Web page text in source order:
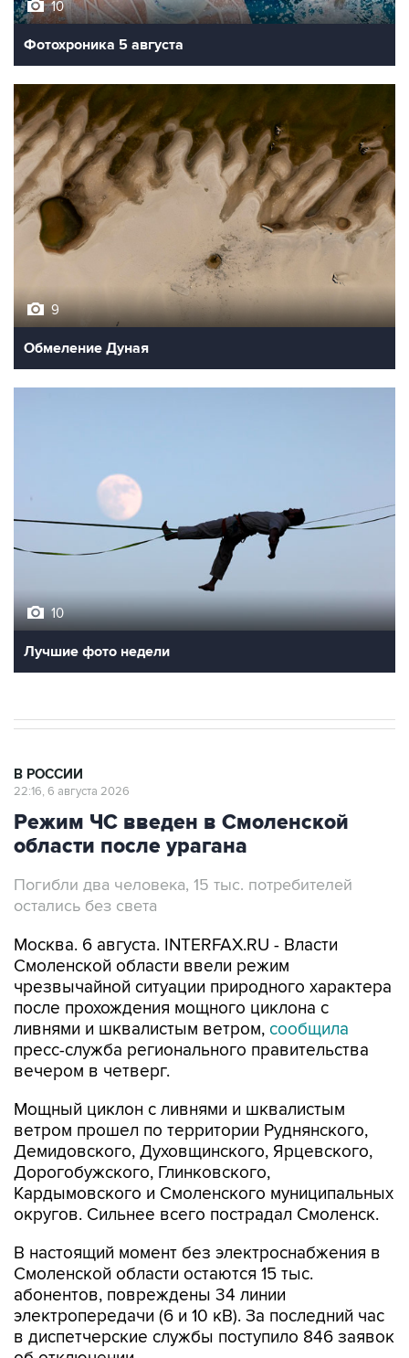
10
Фотохроника 5 августа
9
Обмеление Дуная
10
Лучшие фото недели
В РОССИИ
22:16, 6 августа 2026
Режим ЧС введен в Смоленской
области после урагана
Погибли два человека, 15 тыс. потребителей
остались без света
Москва. 6 августа. INTERFAX.RU - Власти
Смоленской области ввели режим
чрезвычайной ситуации природного характера
после прохождения мощного циклона с
ливнями и шквалистым ветром, сообщила
пресс-служба регионального правительства
вечером в четверг.
Мощный циклон с ливнями и шквалистым
ветром прошел по территории Руднянского,
Демидовского, Духовщинского, Ярцевского,
Дорогобужского, Глинковского,
Кардымовского и Смоленского муниципальных
округов. Сильнее всего пострадал Смоленск.
В настоящий момент без электроснабжения в
Смоленской области остаются 15 тыс.
абонентов, повреждены 34 линии
электропередачи (6 и 10 кВ). За последний час
в диспетчерские службы поступило 846 заявок